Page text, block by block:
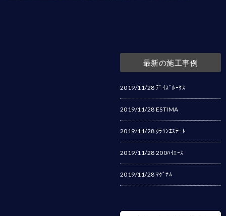
最新の施工事例
2019/11/28 ﾃﾞｲｽﾞﾙｰｸｽ
2019/11/28 ESTIMA
2019/11/28 ｸﾗｳﾝｴｽﾃｰﾄ
2019/11/28 200ﾊｲｴｰｽ
2019/11/28 ﾏｸﾞﾅﾑ